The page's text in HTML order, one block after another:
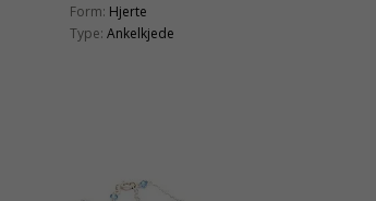
Form: Hjerte
Type: Ankelkjede